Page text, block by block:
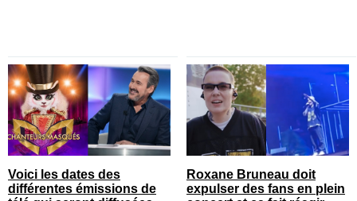
Voici les dates des
différentes émissions de
Roxane Bruneau doit
expulser des fans en plein